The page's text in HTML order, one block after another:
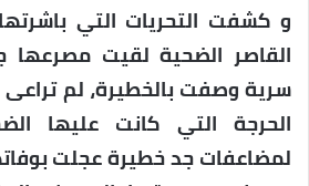
و كشفت التحريات التي باشرتها
القاصر الضحية لقيت مصرعها
سرية وصفت بالخطيرة، لم تراعى
الحرجة التي كانت عليها
لمضاعفات جد خطيرة عجلت